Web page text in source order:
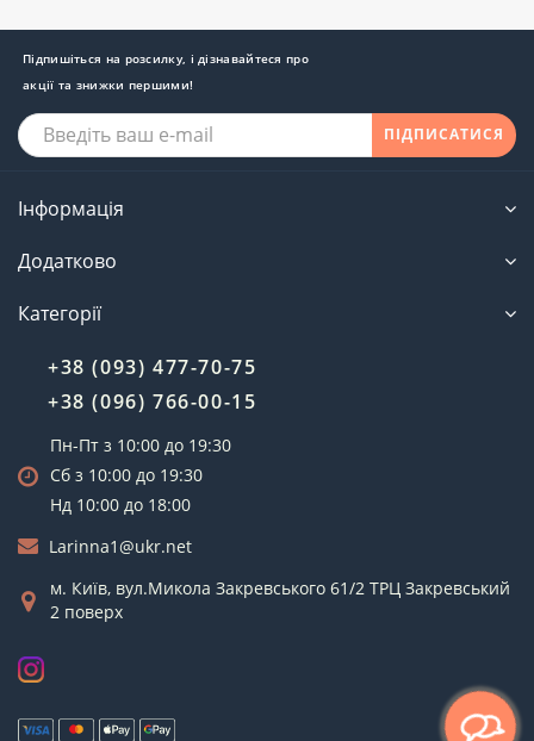
Підпишіться на розсилку, і дізнавайтеся про
акції та знижки першими!
ПІДПИСАТИСЯ
Інформація
Додатково
Категорії
+38 (093) 477-70-75
+38 (096) 766-00-15
Пн-Пт з 10:00 до 19:30
Сб з 10:00 до 19:30
Нд 10:00 до 18:00
Larinna1@ukr.net
м. Київ, вул.Микола Закревського 61/2 ТРЦ Закревський
2 поверх